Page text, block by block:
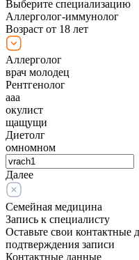
Выберите специализацию
Аллерголог-иммунолог
Возраст от 18 лет
Аллерголог
врач молодец
Рентгенолог
ааа
окулист
щащущи
Диетолг
омномном
Далее
Семейная медицина
Запись к специалисту
Оставьте свои
подтверждения записи
Контактные данные